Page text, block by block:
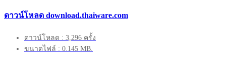
ดาวน์โหลด download.thaiware.com
ดาวน์โหลด : 3,296 ครั้ง
ขนาดไฟล์ : 0.145 MB.